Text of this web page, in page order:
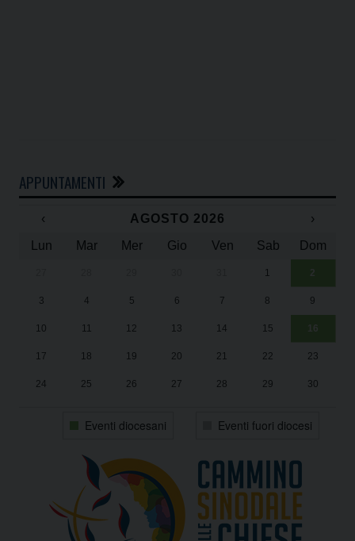
APPUNTAMENTI
‹ AGOSTO 2026
›
Lun
Mar Mer Gio Ven Sab Dom
1 2
3 4 5 6 7 8 9
10 11 12 13 14 15 16
17 18 19 20 21 22 23
24 25 26 27 28 29 30
Eventi diocesani Eventi fuori diocesi